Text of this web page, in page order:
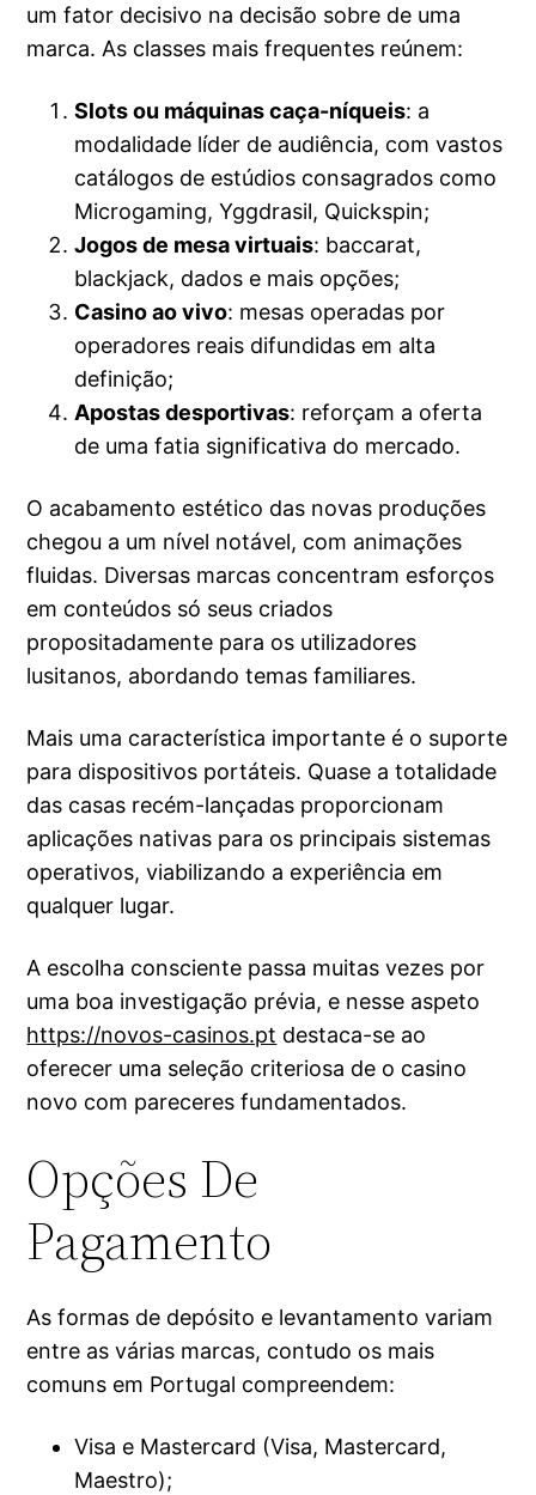
um fator decisivo na decisão sobre de uma
marca. As classes mais frequentes reúnem:
Slots ou máquinas caça-níqueis: a
modalidade líder de audiência, com vastos
catálogos de estúdios consagrados como
Microgaming, Yggdrasil, Quickspin;
Jogos de mesa virtuais: baccarat,
blackjack, dados e mais opções;
Casino ao vivo: mesas operadas por
operadores reais difundidas em alta
definição;
Apostas desportivas: reforçam a oferta
de uma fatia significativa do mercado.
O acabamento estético das novas produções
chegou a um nível notável, com animações
fluidas. Diversas marcas concentram esforços
em conteúdos só seus criados
propositadamente para os utilizadores
lusitanos, abordando temas familiares.
Mais uma característica importante é o suporte
para dispositivos portáteis. Quase a totalidade
das casas recém-lançadas proporcionam
aplicações nativas para os principais sistemas
operativos, viabilizando a experiência em
qualquer lugar.
A escolha consciente passa muitas vezes por
uma boa investigação prévia, e nesse aspeto
https://novos-casinos.pt destaca-se ao
oferecer uma seleção criteriosa de o casino
novo com pareceres fundamentados.
Opções De
Pagamento
As formas de depósito e levantamento variam
entre as várias marcas, contudo os mais
comuns em Portugal compreendem:
Visa e Mastercard (Visa, Mastercard,
Maestro);